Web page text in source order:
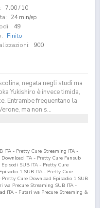
7.00/ 10
24 min/ep
49
Finito
900
negata negli studi ma
Yukishiro è invece timida,
Entrambe frequentano la
ma non s...
ITA - Pretty Cure Streaming ITA -
ITA - Pretty Cure Fansub
SUB ITA - Pretty Cure
1 SUB ITA - Pretty Cure
Pretty Cure Download Episodio 1 SUB
wa Precure Streaming SUB ITA -
ITA - Futari wa Precure Streaming &